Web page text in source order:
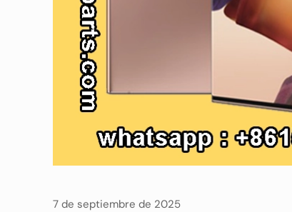
7 de septiembre de 2025